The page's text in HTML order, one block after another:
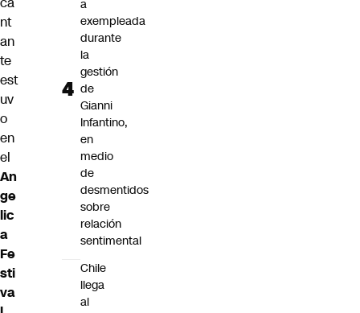
nt
an
te
est
uv
o
en
el
An
ge
lic
a
Fe
sti
va
a
exempleada
durante
la
gestión
de
Gianni
Infantino,
en
medio
de
desmentidos
sobre
relación
sentimental
Chile
llega
al